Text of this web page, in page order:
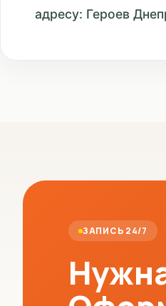
адресу: Героев
ЗАПИСЬ 24/7